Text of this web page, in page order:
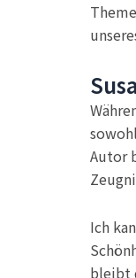
Autor
Ich
bleibt